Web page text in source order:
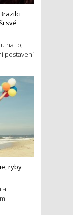
své
na to,
postavení
ryby
a